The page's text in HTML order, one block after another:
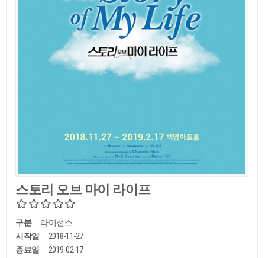
스토리 오브 마이 라이프
구분
라이선스
시작일
2018-11-27
종료일
2019-02-17